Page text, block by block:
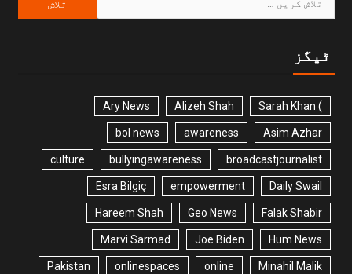
ٹیگز
) Sarah Khan
Alizeh Shah
Ary News
Asim Azhar
awareness
bol news
broadcastjournalist
bullyingawareness
culture
Daily Swail
empowerment
Esra Bilgiç
Falak Shabir
Geo News
Hareem Shah
Hum News
Joe Biden
Marvi Sarmad
Minahil Malik
online
onlinespaces
Pakistan